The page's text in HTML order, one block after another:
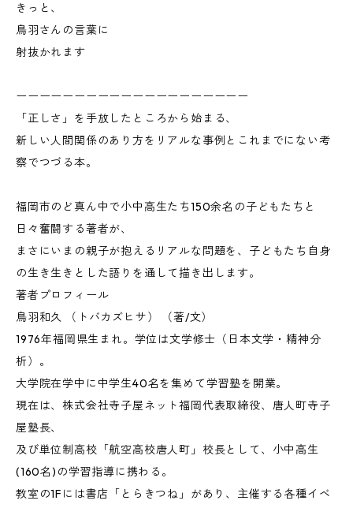
きっと、
鳥羽さんの言葉に
射抜かれます
ーーーーーーーーーーーーーーーーーーーー
「正しさ」を手放したところから始まる、
新しい人間関係のあり方をリアルな事例とこれまでにない考
察でつづる本。
福岡市のど真ん中で小中高生たち150余名の子どもたちと
日々奮闘する著者が、
まさにいまの親子が抱えるリアルな問題を、子どもたち自身
の生き生きとした語りを通して描き出します。
著者プロフィール
鳥羽和久 （トバカズヒサ） （著/文）
1976年福岡県生まれ。学位は文学修士（日本文学・精神分
析）。
大学院在学中に中学生40名を集めて学習塾を開業。
現在は、株式会社寺子屋ネット福岡代表取締役、唐人町寺子
屋塾長、
及び単位制高校「航空高校唐人町」校長として、小中高生
(160名)の学習指導に携わる。
教室の1Fには書店「とらきつね」があり、主催する各種イベ